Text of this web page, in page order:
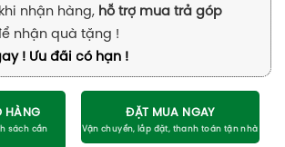
nhận hàng, hỗ trợ mua trả góp
nhận quà tặng !
! Ưu đãi có hạn !
HÀNG ĐẶT MUA NGAY